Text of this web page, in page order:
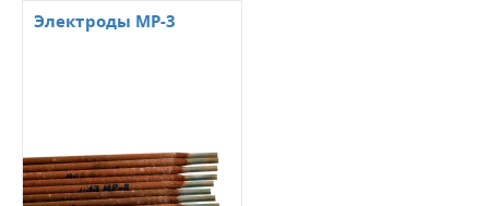
Электроды МР-3